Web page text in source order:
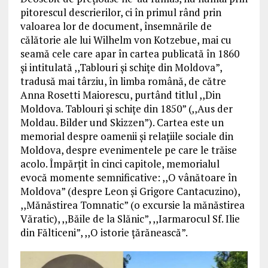
pitorescul descrierilor, ci în primul rând prin
valoarea lor de document, însemnările de
călătorie ale lui Wilhelm von Kotzebue, mai cu
seamă cele care apar în cartea publicată în 1860
și intitulată ,,Tablouri și schițe din Moldova”,
tradusă mai târziu, în limba română, de către
Anna Rosetti Maiorescu, purtând titlul ,,Din
Moldova. Tablouri și schițe din 1850” (,,Aus der
Moldau. Bilder und Skizzen”). Cartea este un
memorial despre oamenii şi relaţiile sociale din
Moldova, despre evenimentele pe care le trăise
acolo. Împărţit în cinci capitole, memorialul
evocă momente semnificative: ,,O vânătoare în
Moldova” (despre Leon şi Grigore Cantacuzino),
,,Mănăstirea Tomnatic” (o excursie la mănăstirea
Văratic), ,,Băile de la Slănic”, ,,Iarmarocul Sf. Ilie
din Fălticeni”, ,,O istorie ţărănească”.